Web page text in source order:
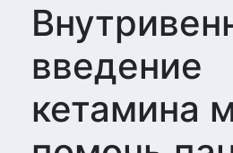
введение
кетамина